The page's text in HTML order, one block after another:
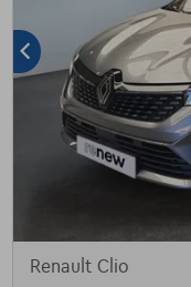
Renault Clio